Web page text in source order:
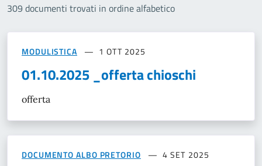
309 documenti trovati in ordine alfabetico
MODULISTICA 1 OTT 2025
01.10.2025 _offerta chioschi
offerta
DOCUMENTO ALBO PRETORIO 4 SET 2025